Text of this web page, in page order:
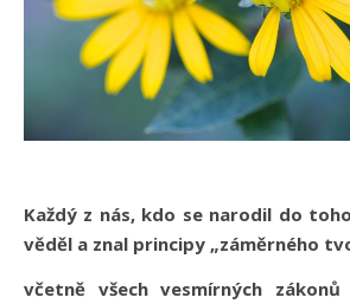
Každý z nás, kdo se narodil do
věděl a znal principy „záměrného
včetně všech vesmírných